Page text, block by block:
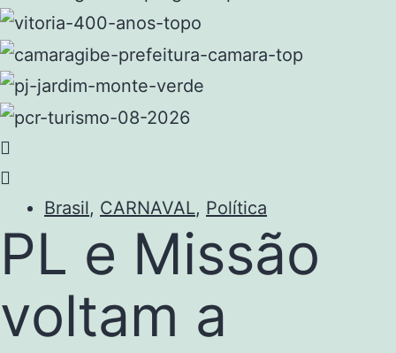
Brasil, CARNAVAL, Política
PL e Missão
voltam a